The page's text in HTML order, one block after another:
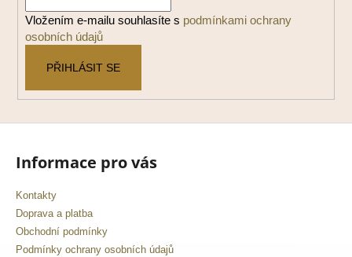
Vložením e-mailu souhlasíte s podmínkami ochrany
osobních údajů
PŘIHLÁSIT SE
Informace pro vás
Kontakty
Doprava a platba
Obchodní podmínky
Podmínky ochrany osobních údajů